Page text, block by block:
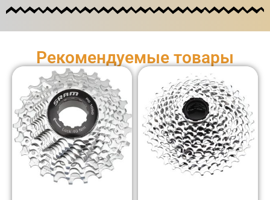
Рекомендуемые товары